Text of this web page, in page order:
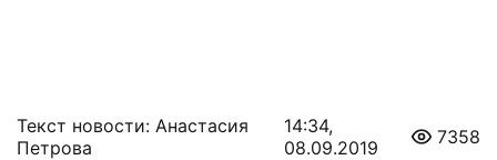
Текст новости: Анастасия
Петрова
14:34,
08.09.2019
7358